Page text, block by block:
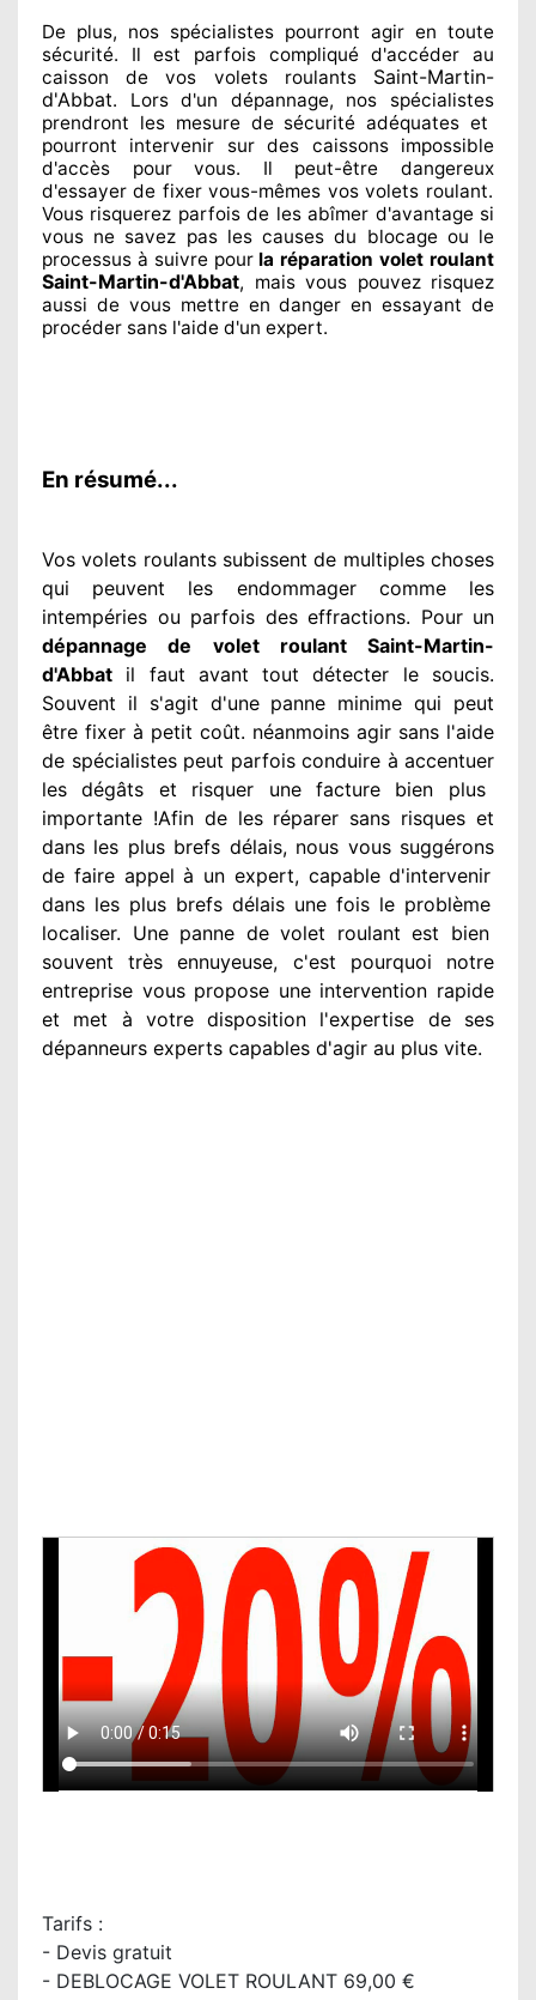
De plus, nos spécialistes pourront agir en toute
sécurité. Il est parfois compliquéd'accéder au
caisson de vos volets roulants Saint-Martin-
d'Abbat. Lors d'un dépannage, nos spécialistes
prendront les mesure de sécurité adéquates et
pourront intervenir sur des caissons impossible
d'accès pour vous. Il peut-être dangereux
d'essayer de fixervous-mêmes vos volets roulant.
Vous risquerez parfois de les abîmer d'avantage si
vous ne savez pas les causes du blocage ou le
processus à suivre pour la réparation volet roulant
Saint-Martin-d'Abbat, mais vous pouvez risquez
aussi de vous mettre en danger en essayant de
procéder sans l'aide d'un expert.
En résumé...
Vos volets roulants subissent de multipleschoses
qui peuvent les endommagercomme les
intempéries ou parfois des effractions. Pour un
dépannage de volet roulant Saint-Martin-
d'Abbat il faut avant tout détecter le soucis.
Souvent il s'agit d'une panne minime qui peut
être fixer à petit coût. néanmoins agir sans l'aide
de spécialistespeut parfois conduire à accentuer
les dégâts et risquer une facture bien plus
importante !Afin de les réparer sans risques et
dans les plus brefs délais, nous vous suggérons
de faire appel à un expert, capable d'intervenir
dans les plus brefs délais une fois le problème
localiser. Une panne de volet roulant est bien
souvent très ennuyeuse, c'est pourquoi notre
entreprise vous propose une intervention rapide
et met à votre disposition l'expertise de ses
dépanneurs experts capables d'agir au plus vite.
Tarifs :
- Devis gratuit
- DEBLOCAGE VOLET ROULANT 69,00 €